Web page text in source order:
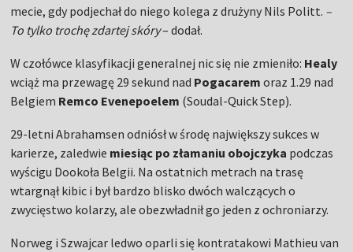
mecie, gdy podjechał do niego kolega z drużyny Nils Politt. –
To tylko trochę zdartej skóry– dodał.
W czołówce klasyfikacji generalnej nic się nie zmieniło: Healy
wciąż ma przewagę 29 sekund nad Pogacaremoraz 1.29 nad
Belgiem Remco Evenepoelem (Soudal-Quick Step).
29-letni Abrahamsen odniósł w środę największy sukces w
karierze, zaledwie miesiąc po złamaniu obojczyka podczas
wyścigu Dookoła Belgii. Na ostatnich metrach na trasę
wtargnął kibic i był bardzo blisko dwóch walczących o
zwycięstwo kolarzy, ale obezwładnił go jeden z ochroniarzy.
Norweg i Szwajcar ledwo oparli się kontratakowi Mathieu van